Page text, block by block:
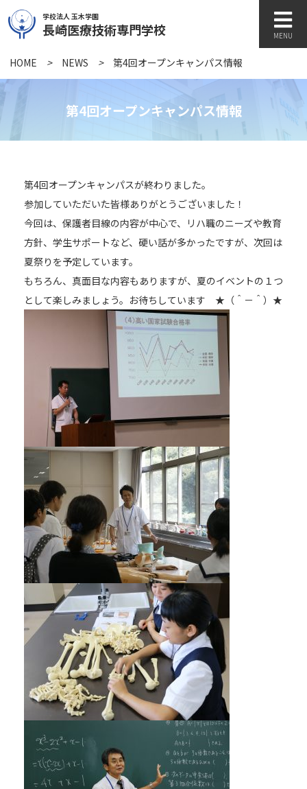
学校法人 玉木学園
長崎医療技術専門学校 MENU
第4回オープンキャンパス情報
HOME > NEWS > 第4回オープンキャンパス情報
第4回オープンキャンパスが終わりました。
参加していただいた皆様ありがとうございました！
今回は、保護者目線の内容が中心で、リハ職のニーズや教育
方針、学生サポートなど、硬い話が多かったですが、次回は
夏祭りを予定しています。
もちろん、真面目な内容もありますが、夏のイベントの１つ
として楽しみましょう。お待ちしています ★（＾－＾）★
学校紹介
キャンパスライフ
訪問者別
各種書類
【お電話でお問合わせ】
☎ 095-827-8868
受付時間：午前9時〜午後5時
受付フォーム
アクセス
twitterInstagram
LINE